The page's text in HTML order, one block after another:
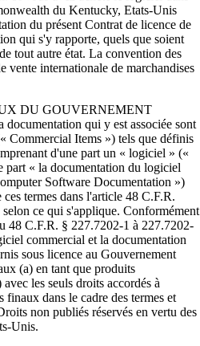
du Kentucky, Etats-Unis
du présent Contrat de licence de
qui s'y rapporte, quels que soient
tout autre état. La convention des
vente internationale de marchandises
DU GOUVERNEMENT
qui y est associée sont
Commercial Items ») tels que définis
d'une part un « logiciel » («
part « la documentation du logiciel
Software Documentation »)
termes dans l'article 48 C.F.R.
ce qui s'applique. Conformément
48 C.F.R. § 227.7202-1 à 227.7202-
commercial et la documentation
sous licence au Gouvernement
(a) en tant que produits
les seuls droits accordés à
finaux dans le cadre des termes et
non publiés réservés en vertu des
Unis.